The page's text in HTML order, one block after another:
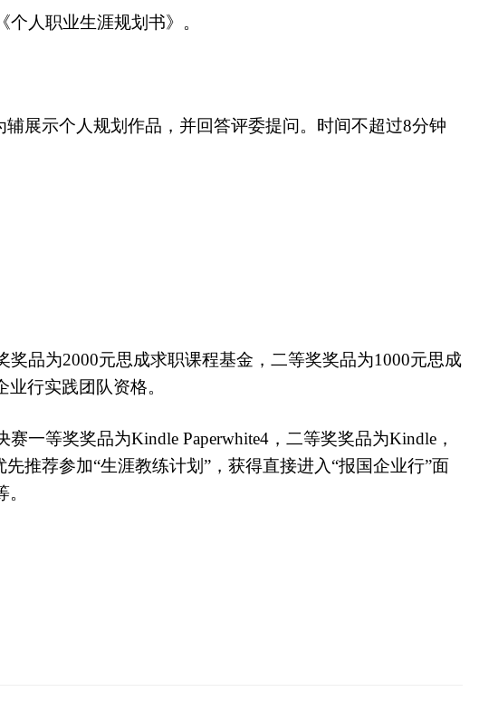
人职业生涯规划书》。
展示个人规划作品，并回答评委提问。时间不超过8分钟
品为2000元思成求职课程基金，二等奖奖品为1000元思成
行实践团队资格。
一等奖奖品为Kindle Paperwhite4，二等奖奖品为Kindle，
推荐参加“生涯教练计划”，获得直接进入“报国企业行”面